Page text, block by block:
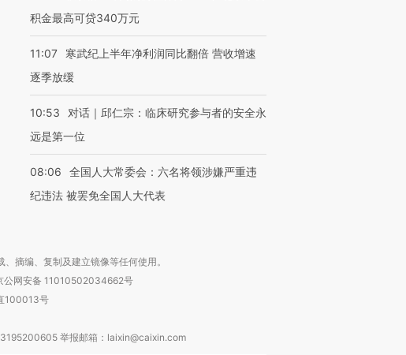
积金最高可贷340万元
11:07
寒武纪上半年净利润同比翻倍 营收增速
逐季放缓
10:53
对话｜邱仁宗：临床研究参与者的安全永
远是第一位
08:06
全国人大常委会：六名将领涉嫌严重违
纪违法 被罢免全国人大代表
摘编、复制及建立镜像等任何使用。
公网安备 11010502034662号
100013号
举报邮箱：laixin@caixin.com